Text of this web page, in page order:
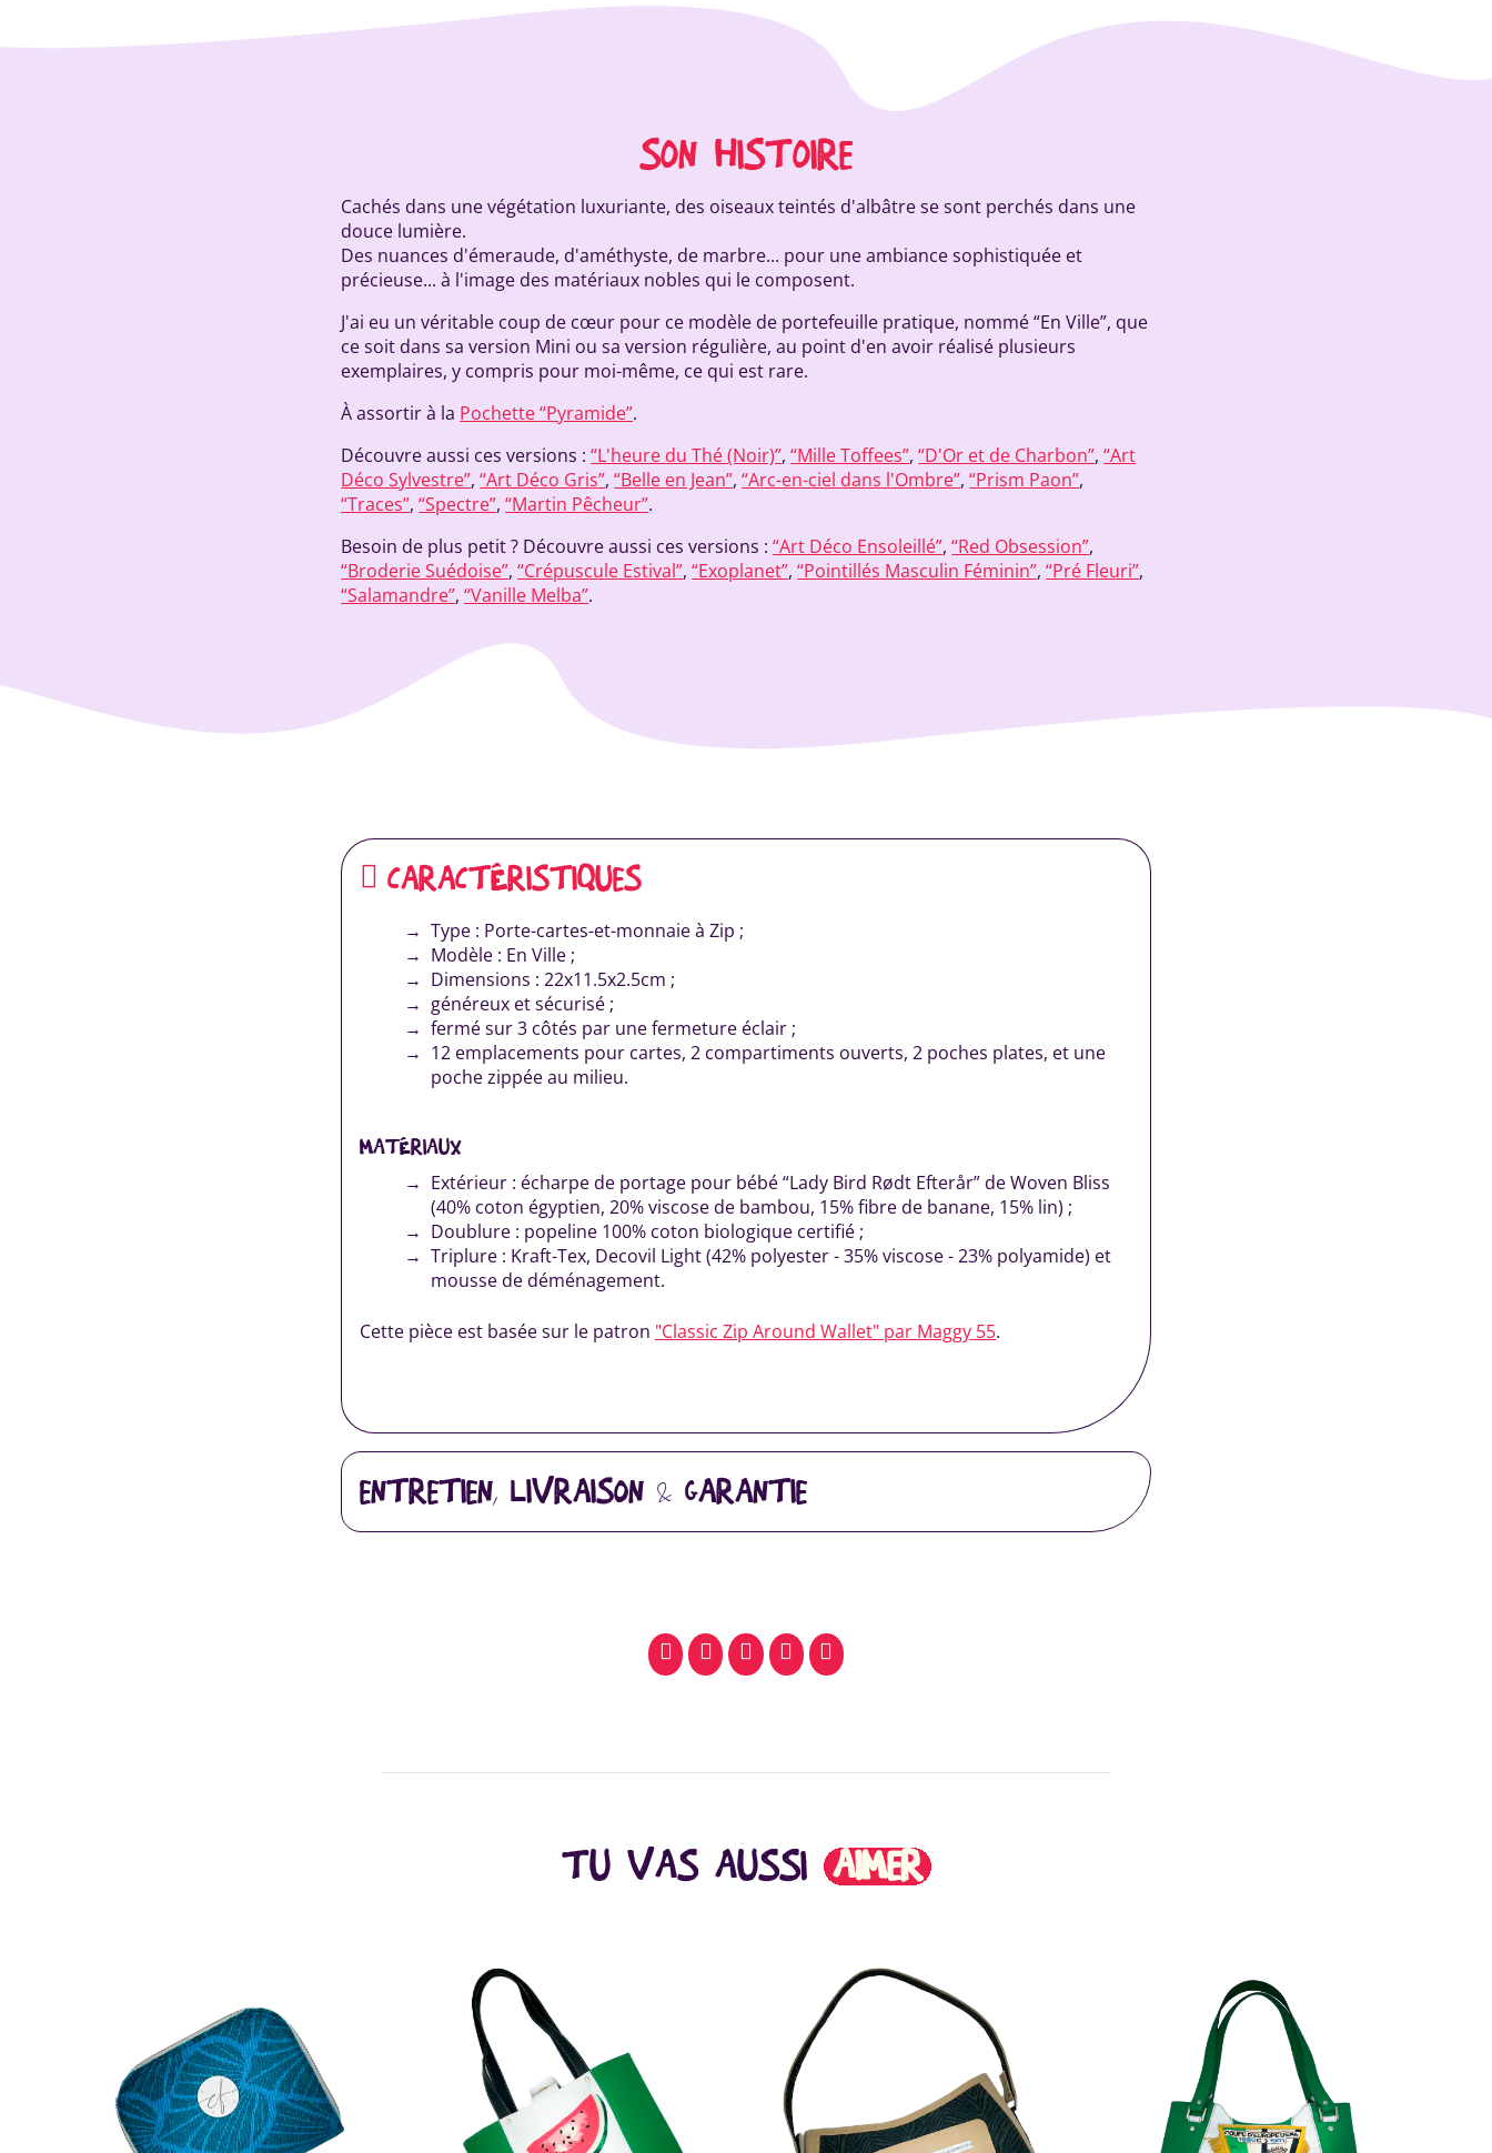
SON HISTOIRE
Cachés dans une végétation luxuriante, des oiseaux teintés d'albâtre se sont perchés dans une
douce lumière.
Des nuances d'émeraude, d'améthyste, de marbre... pour une ambiance sophistiquée et
précieuse... à l'image des matériaux nobles qui le composent.
J'ai eu un véritable coup de cœur pour ce modèle de portefeuille pratique, nommé “En Ville”, que
ce soit dans sa version Mini ou sa version régulière, au point d'en avoir réalisé plusieurs
exemplaires, y compris pour moi-même, ce qui est rare.
À assortir à la Pochette “Pyramide”.
Découvre aussi ces versions :“L'heure du Thé (Noir)”,“Mille Toffees”,“D'Or et de Charbon”,“Art
Déco Sylvestre”,“Art Déco Gris”,“Belle en Jean”,“Arc-en-ciel dans l'Ombre”,“Prism Paon”,
“Traces”,“Spectre”,“Martin Pêcheur”.
Besoin de plus petit ? Découvre aussi ces versions :“Art Déco Ensoleillé”,“Red Obsession”,
“Broderie Suédoise”,“Crépuscule Estival”,“Exoplanet”,“Pointillés Masculin Féminin”,“Pré Fleuri”,
“Salamandre”,“Vanille Melba”.
CARACTÉRISTIQUES
Type : Porte-cartes-et-monnaie à Zip ;
Modèle : En Ville ;
Dimensions : 22x11.5x2.5cm ;
généreux et sécurisé ;
fermé sur 3 côtés par une fermeture éclair ;
12 emplacements pour cartes, 2 compartiments ouverts, 2 poches plates, et une
poche zippée au milieu.
MATÉRIAUX
Extérieur : écharpe de portage pour bébé “Lady Bird Rødt Efterår” de Woven Bliss
(40% coton égyptien, 20% viscose de bambou, 15% fibre de banane, 15% lin) ;
Doublure : popeline 100% coton biologique certifié ;
Triplure : Kraft-Tex, Decovil Light (42% polyester - 35% viscose - 23% polyamide) et
mousse de déménagement.
Cette pièce est basée sur le patron "Classic Zip Around Wallet" par Maggy 55.
ENTRETIEN, LIVRAISON & GARANTIE
facebookpinterestwhatsapp
SMS email
TU VAS AUSSI AIMER